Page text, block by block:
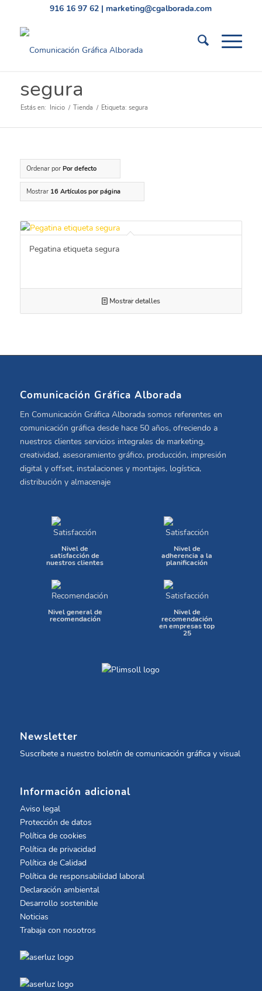
916 16 97 62 | marketing@cgalborada.com
segura
Estás en: Inicio / Tienda / Etiqueta: segura
Ordenar por Por defecto
Mostrar 16 Artículos por página
Pegatina etiqueta segura
Mostrar detalles
Comunicación Gráfica Alborada
En Comunicación Gráfica Alborada somos referentes en
comunicación gráfica desde hace 50 años, ofreciendo a
nuestros clientes servicios integrales de marketing,
creatividad, asesoramiento gráfico, producción, impresión
digital y offset, instalaciones y montajes, logística,
distribución y almacenaje
Nivel de
satisfacción de
nuestros clientes
Nivel de
adherencia a la
planificación
Nivel general de
recomendación
Nivel de
recomendación
en empresas top
25
Newsletter
Suscríbete a nuestro boletín de comunicación gráfica y visual
Información adicional
Aviso legal
Protección de datos
Política de cookies
Política de privacidad
Política de Calidad
Política de responsabilidad laboral
Declaración ambiental
Desarrollo sostenible
Noticias
Trabaja con nosotros